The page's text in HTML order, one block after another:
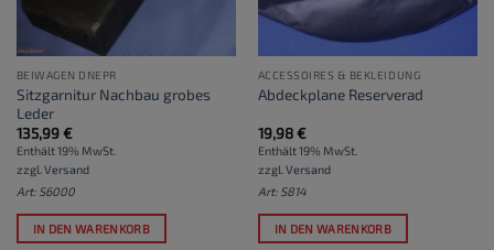
BEIWAGEN DNEPR
Sitzgarnitur Nachbau grobes
Leder
135,99€
Enthält 19% MwSt.
zzgl. Versand
Art: S6000
IN DEN WARENKORB
ACCESSOIRES & BEKLEIDUNG
Abdeckplane Reserverad
19,98€
Enthält 19% MwSt.
zzgl. Versand
Art: S814
IN DEN WARENKORB